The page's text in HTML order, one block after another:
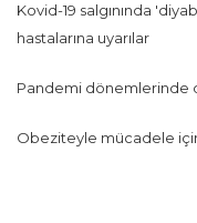
Kovid-19 salgınında
hastalarına uyarılar
Pandemi dönemlerinde
Obeziteyle mücadele